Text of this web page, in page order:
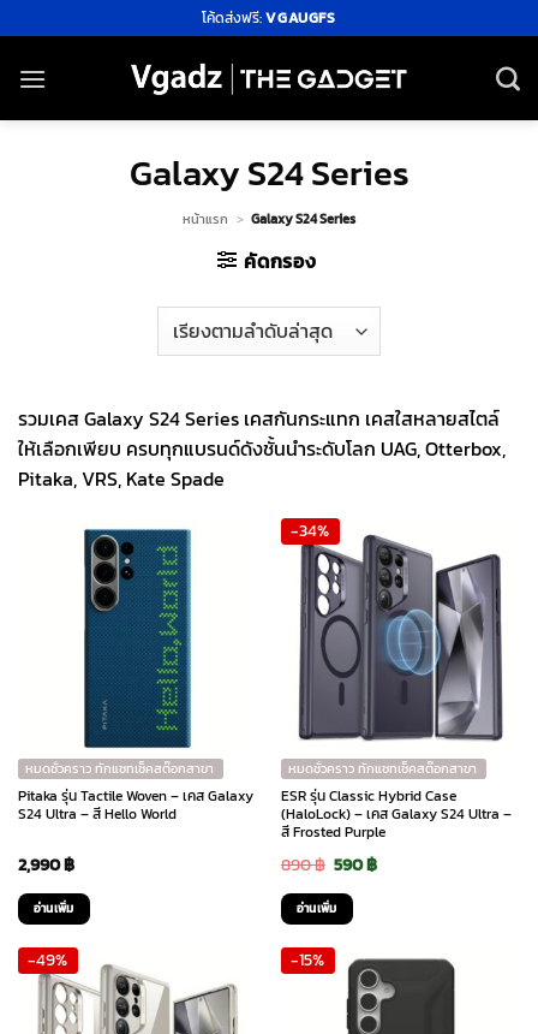
ไป
ยัง
โค้ดส่งฟรี:VGAUGFS
Galaxy S24 Series
หน้าแรก > Galaxy S24 Series
คัดกรอง
รวมเคส Galaxy S24 Series เคสกันกระแทก เคสใสหลายสไตล์
ให้เลือกเพียบ ครบทุกแบรนด์ดังชั้นนำระดับโลก UAG, Otterbox,
Pitaka, VRS, Kate Spade
หมดชั่วคราว ทักแชทเช็คสต๊อกสาขา
Pitaka รุ่น Tactile Woven – เคส Galaxy
S24 Ultra – สี Hello World
2,990฿
อ่านเพิ่ม
-34%
หมดชั่วคราว ทักแชทเช็คสต๊อกสาขา
ESR รุ่น Classic Hybrid Case
(HaloLock) – เคส Galaxy S24 Ultra –
สี Frosted Purple
890฿ Original
price
was:
890 ฿.
590฿Current
590 ฿.
อ่านเพิ่ม
-49% -15%